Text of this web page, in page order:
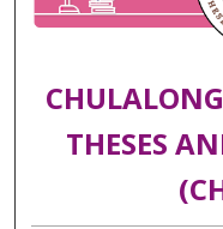
THESES